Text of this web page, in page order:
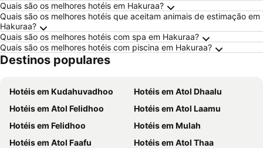
Quais são os melhores hotéis em Hakuraa?
Quais são os melhores hotéis que aceitam animais de estimação em
Hakuraa?
Quais são os melhores hotéis com spa em Hakuraa?
Quais são os melhores hotéis com piscina em Hakuraa?
Destinos populares
Hotéis em Kudahuvadhoo
Hotéis em Atol Dhaalu
Hotéis em Atol Felidhoo
Hotéis em Atol Laamu
Hotéis em Felidhoo
Hotéis em Mulah
Hotéis em Atol Faafu
Hotéis em Atol Thaa